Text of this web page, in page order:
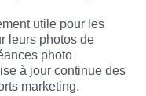
utile pour les
leurs photos de
photo
à jour continue des
marketing.